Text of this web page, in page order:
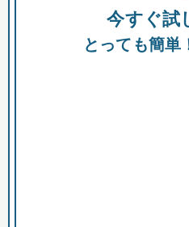
助成金 融資
今すぐ試
とっても簡単